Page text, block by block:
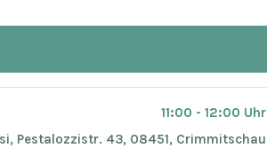
11:00 - 12:00 Uhr
Pestalozzistr. 43, 08451, Crimmitschau